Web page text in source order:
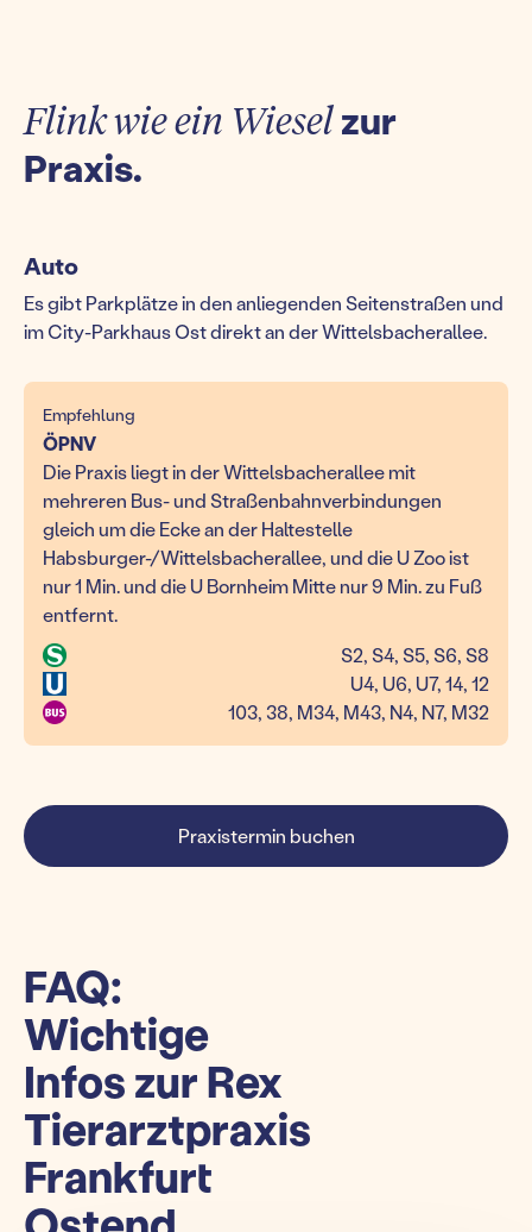
Flink wie ein Wieselzur
Praxis.
Empfehlung
ÖPNV
Die Praxis liegt in der Wittelsbacherallee mit
mehreren Bus- und Straßenbahnverbindungen
gleich um die Ecke an der Haltestelle
Habsburger-/Wittelsbacherallee, und die U Zoo ist
nur 1 Min. und die U Bornheim Mitte nur 9 Min. zu Fuß
entfernt.
S2, S4, S5, S6, S8
U4, U6, U7, 14, 12
103, 38, M34, M43, N4, N7, M32
Auto
Es gibt Parkplätze in den anliegenden Seitenstraßen und
im City-Parkhaus Ost direkt an der Wittelsbacherallee.
Praxistermin buchen
FAQ:
Wichtige
Infos zur Rex
Tierarztpraxis
Frankfurt